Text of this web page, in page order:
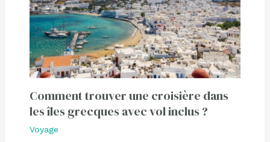
Comment trouver une croisière dans
les îles grecques avec vol inclus ?
Voyage